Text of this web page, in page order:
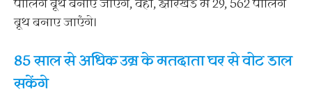
पोलिंग बूथ बनाए जाएंगे, वहीं, झारखंड में 29, 562 पोलिंग
बूथ बनाए जाएंगे।
85 साल से अधिक उम्र के मतदाता घर से वोट डाल
सकेंगे